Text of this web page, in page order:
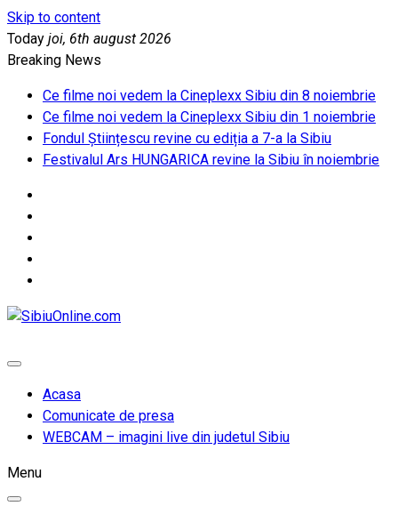
Skip to content
Today joi, 6th august 2026
Breaking News
Ce filme noi vedem la Cineplexx Sibiu din 8 noiembrie
Ce filme noi vedem la Cineplexx Sibiu din 1 noiembrie
Fondul Științescu revine cu ediția a 7-a la Sibiu
Festivalul Ars HUNGARICA revine la Sibiu în noiembrie
Acasa
Comunicate de presa
WEBCAM – imagini live din judetul Sibiu
Menu